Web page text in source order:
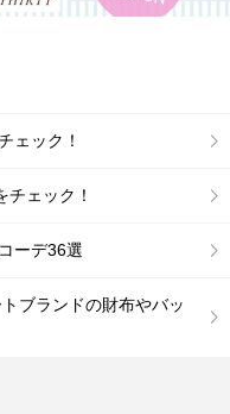
ェック！
ェック！
ーデ36選
ブランドの財布やバッ